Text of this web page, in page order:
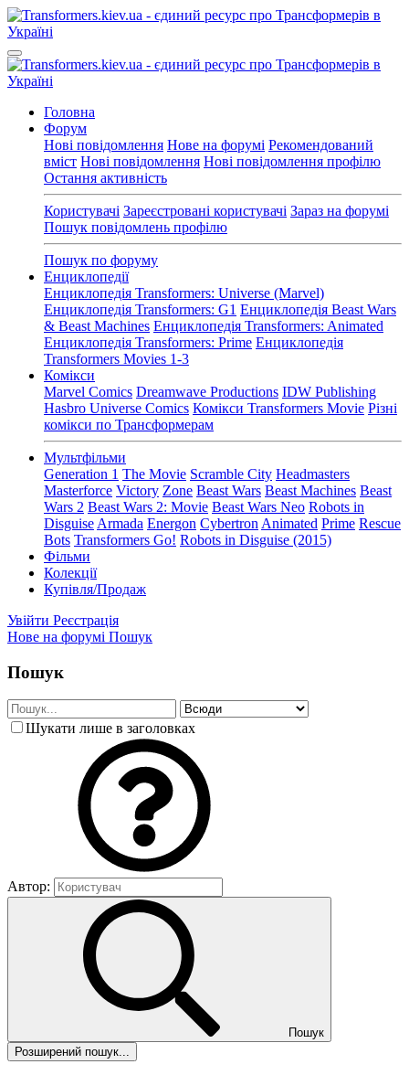
Головна
Форум
Нові повідомлення Нове на форумі Рекомендований
вміст Нові повідомлення Нові повідомлення профілю
Остання активність
Користувачі Зареєстровані користувачі Зараз на форумі
Пошук повідомлень профілю
Пошук по форуму
Енциклопедії
Енциклопедія Transformers: Universe (Marvel)
Енциклопедія Transformers: G1 Енциклопедія Beast Wars
& Beast Machines Енциклопедія Transformers: Animated
Енциклопедія Transformers: Prime Енциклопедія
Transformers Movies 1-3
Комікси
Marvel Comics Dreamwave Productions IDW Publishing
Hasbro Universe Comics Комікси Transformers Movie Різні
комікси по Трансформерам
Мультфільми
Generation 1 The Movie Scramble City Headmasters
Masterforce Victory Zone Beast Wars Beast Machines Beast
Wars 2 Beast Wars 2: Movie Beast Wars Neo Robots in
Disguise Armada Energon Cybertron Animated Prime Rescue
Bots Transformers Go! Robots in Disguise (2015)
Фільми
Колекції
Купівля/Продаж
Увійти Реєстрація
Нове на форумі Пошук
Пошук
Шукати лише в заголовках
Автор:
Пошук
Розширений пошук...